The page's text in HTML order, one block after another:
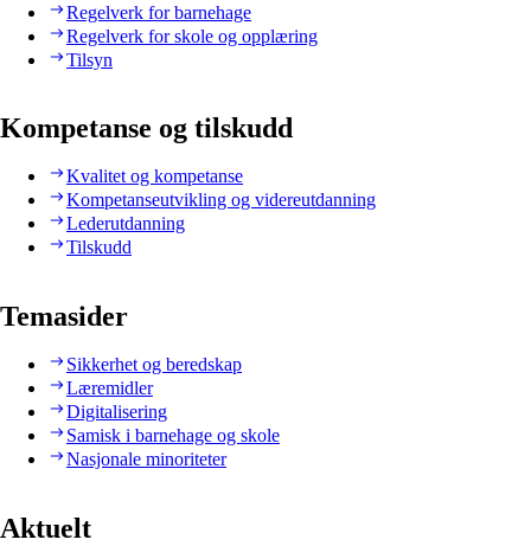
Regelverk for barnehage
Regelverk for skole og opplæring
Tilsyn
Kompetanse og tilskudd
Kvalitet og kompetanse
Kompetanseutvikling og videreutdanning
Lederutdanning
Tilskudd
Temasider
Sikkerhet og beredskap
Læremidler
Digitalisering
Samisk i barnehage og skole
Nasjonale minoriteter
Aktuelt